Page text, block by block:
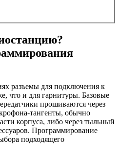
разъемы для подключения к
что и для гарнитуры. Базовые
прошиваются через
тангенты, обычно
корпуса, либо через тыльный
Программирование
подходящего